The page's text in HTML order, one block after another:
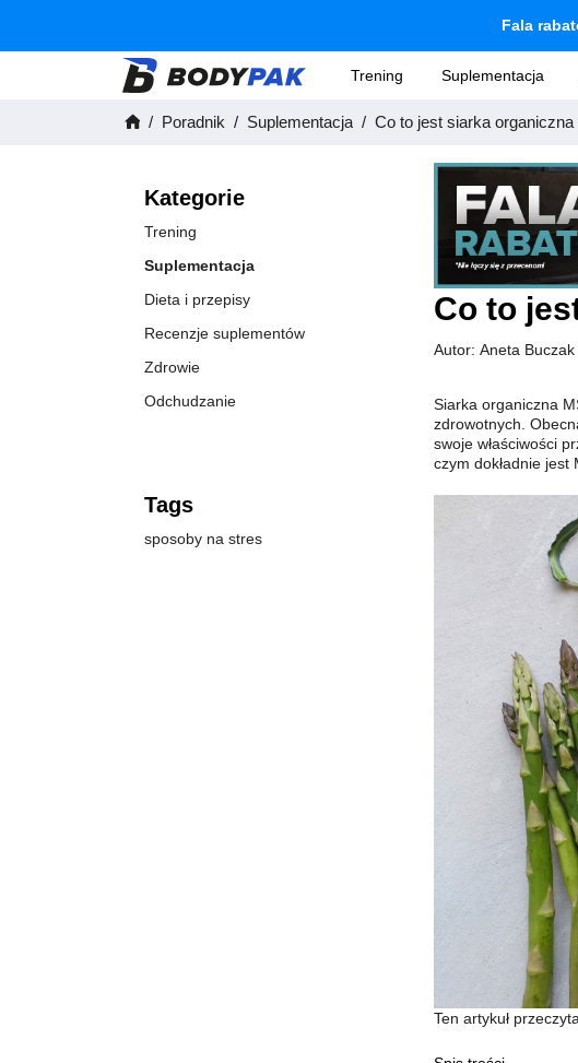
Fala
Trening Suplementacja
Poradnik Suplementacja Co to jest siarka organiczna
Kategorie
Trening
Suplementacja
Dieta i przepisy
Recenzje suplementów
Zdrowie
Odchudzanie
Tags
sposoby na stres
Co to
Autor: Aneta Buczak
Siarka organiczna
zdrowotnych.
swoje właściwości
czym dokładnie
Ten artykuł